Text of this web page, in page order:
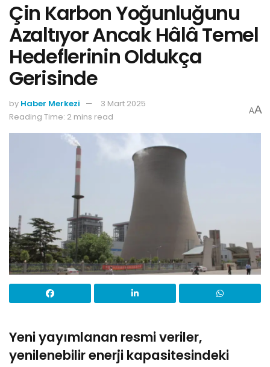
Çin Karbon Yoğunluğunu
Azaltıyor Ancak Hâlâ Temel
Hedeflerinin Oldukça
Gerisinde
by Haber Merkezi
3 Mart 2025
Reading Time: 2 mins read
AA
Yeni yayımlanan resmi veriler,
yenilenebilir enerji kapasitesindeki